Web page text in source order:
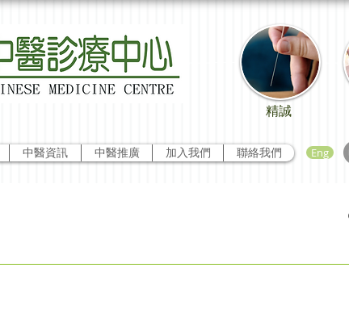
精誠
中醫資訊 中醫推廣 加入我們 聯絡我們 Eng